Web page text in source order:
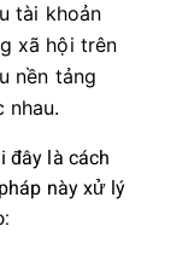
tài khoản
xã hội trên
nền tảng
nhau.
đây là cách
này xử lý